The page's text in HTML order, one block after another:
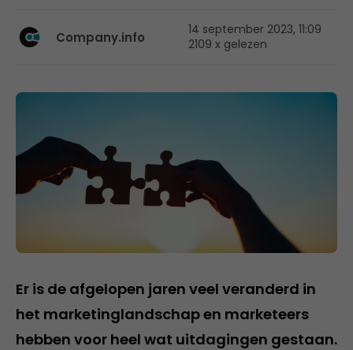
Company.info
14 september 2023, 11:09
2109 x gelezen
Er is de afgelopen jaren veel veranderd in
het marketinglandschap en marketeers
hebben voor heel wat uitdagingen gestaan.